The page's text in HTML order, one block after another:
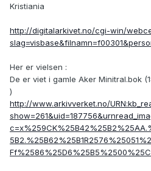
Kristiania
http://digitalarkivet.no/cgi-win/
Her er vielsen :
De er viet i gamle Aker Minitral.bok
)
http://www.arkivverket.no/